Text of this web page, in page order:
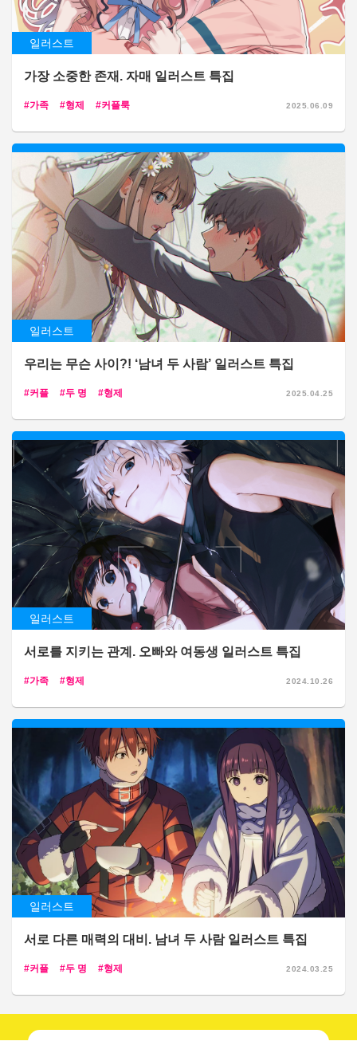
일러스트
가장 소중한 존재. 자매 일러스트 특집
가족 형제 커플룩 2025.06.09
일러스트
우리는 무슨 사이?! ‘남녀 두 사람’ 일러스트 특집
커플 두 명 형제 2025.04.25
일러스트
서로를 지키는 관계. 오빠와 여동생 일러스트 특집
가족 형제 2024.10.26
일러스트
서로 다른 매력의 대비. 남녀 두 사람 일러스트 특집
커플 두 명 형제 2024.03.25